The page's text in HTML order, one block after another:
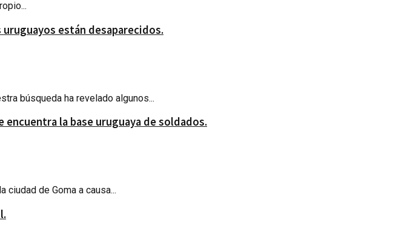
están desaparecidos.
búsqueda ha revelado algunos...
la base uruguaya de soldados.
ciudad de Goma a causa...